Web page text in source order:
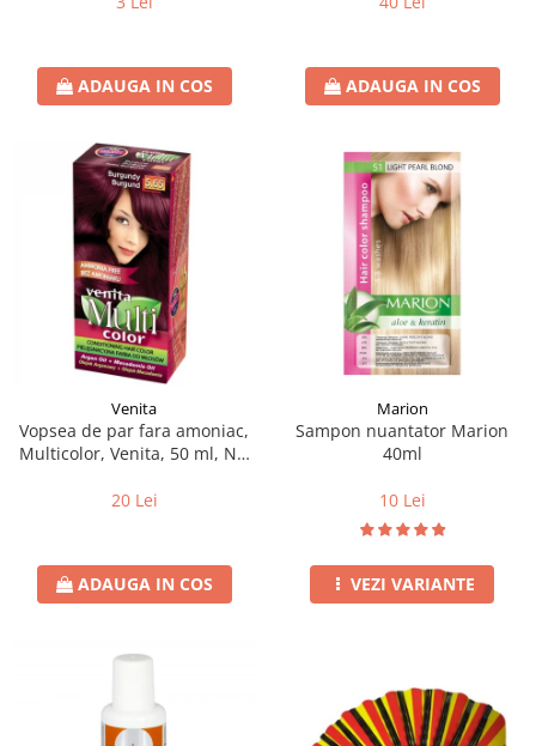
ADAUGA IN COS ADAUGA IN COS
Venita
Vopsea de par fara amoniac,
Multicolor, Venita, 50 ml, Nr.
20 Lei
ADAUGA IN COS
Marion
Sampon nuantator Marion
40ml
10 Lei
VEZI VARIANTE